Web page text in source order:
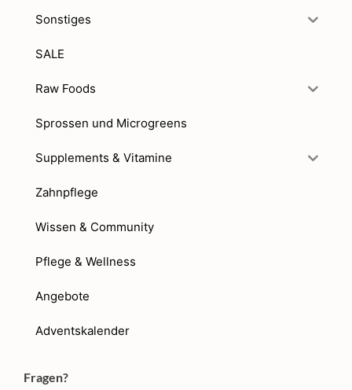
Sonstiges
SALE
Raw Foods
Sprossen und Microgreens
Supplements & Vitamine
Zahnpflege
Wissen & Community
Pflege & Wellness
Angebote
Adventskalender
Fragen?